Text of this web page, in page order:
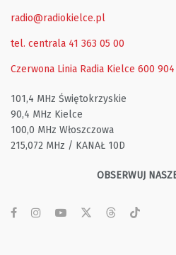
radio@radiokielce.pl
tel. centrala 41 363 05 00
Czerwona Linia Radia Kielce 600
101,4 MHz Świętokrzyskie
90,4 MHz Kielce
100,0 MHz Włoszczowa
215,072 MHz / KANAŁ 10D
OBSERWUJ